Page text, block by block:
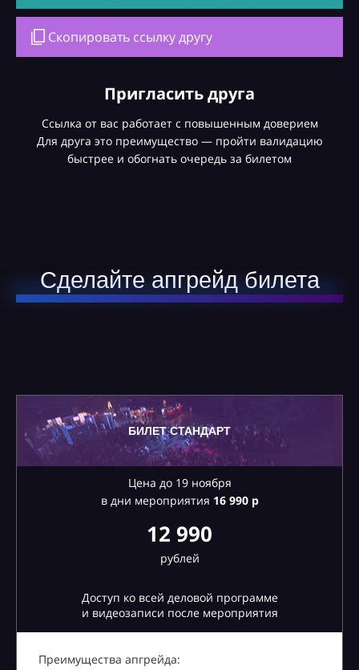
Скопировать ссылку другу
Пригласить друга
Ссылка от вас работает с повышенным доверием
Для друга это преимущество — пройти валидацию
быстрее и обогнать очередь за билетом
Сделайте апгрейд билета
БИЛЕТ СТАНДАРТ
Цена до 19 ноября
в дни мероприятия 16990 р
12 990
рублей
Доступ ко всей деловой программе
и видеозаписи после мероприятия
Преимущества апгрейда: